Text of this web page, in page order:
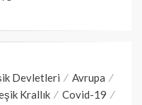
Devletleri
Avrupa
Krallık
Covid-19